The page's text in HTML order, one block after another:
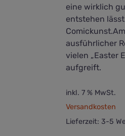
eine wirklich
entstehen
ausführlicher
vielen „Easter
aufgreift.
inkl. 7 % MwSt.
Versandkosten
Lieferzeit: 3-5